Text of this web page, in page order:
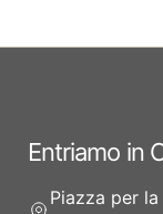
Entriamo in
Piazza per